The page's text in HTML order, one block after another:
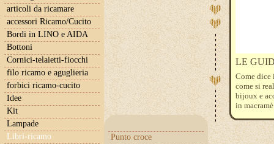
articoli da ricamare
accessori Ricamo/Cucito
Bordi in LINO e AIDA
Bottoni
Cornici-telaietti-fiocchi
filo ricamo e aguglieria
forbici ricamo-cucito
Idee
Kit
Lampade
Libri-ricamo
Punto croce
LE
Come dice
come si
bijoux e
in